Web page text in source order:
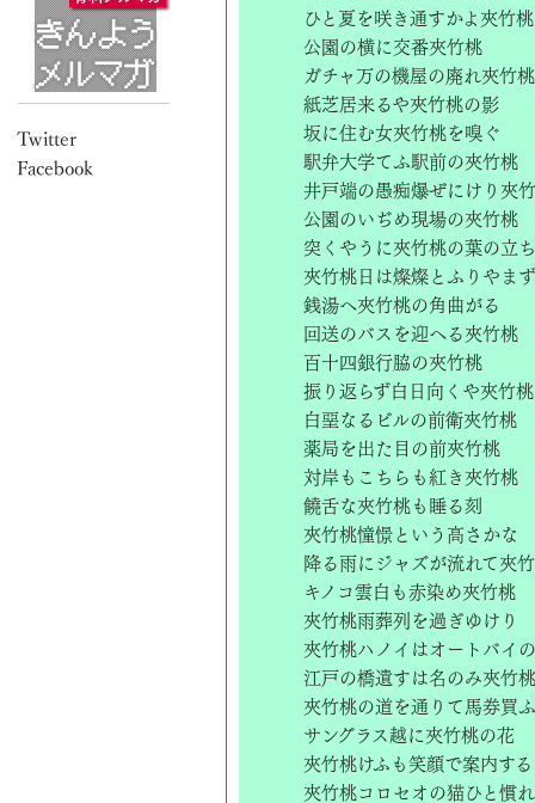
ひと夏を咲き通すかよ夾竹桃
公園の横に交番夾竹桃
ガチャ万の機屋の廃れ夾竹桃
紙芝居来るや夾竹桃の影
坂に住む女夾竹桃を嗅ぐ
駅弁大学てふ駅前の夾竹桃
井戸端の愚痴爆ぜにけり夾
公園のいぢめ現場の夾竹桃
突くやうに夾竹桃の葉の立
夾竹桃日は燦燦とふりやまず
銭湯へ夾竹桃の角曲がる
回送のバスを迎へる夾竹桃
百十四銀行脇の夾竹桃
振り返らず白日向くや夾竹桃
白堊なるビルの前衛夾竹桃
薬局を出た目の前夾竹桃
対岸もこちらも紅き夾竹桃
饒舌な夾竹桃も睡る刻
夾竹桃憧憬という高さかな
降る雨にジャズが流れて夾
キノコ雲白も赤染め夾竹桃
夾竹桃雨葬列を過ぎゆけり
夾竹桃ハノイはオートバイ
江戸の橋遺すは名のみ夾竹桃
夾竹桃の道を通りて馬券買ふ
サングラス越に夾竹桃の花
夾竹桃けふも笑顔で案内する
夾竹桃コロセオの猫ひと慣